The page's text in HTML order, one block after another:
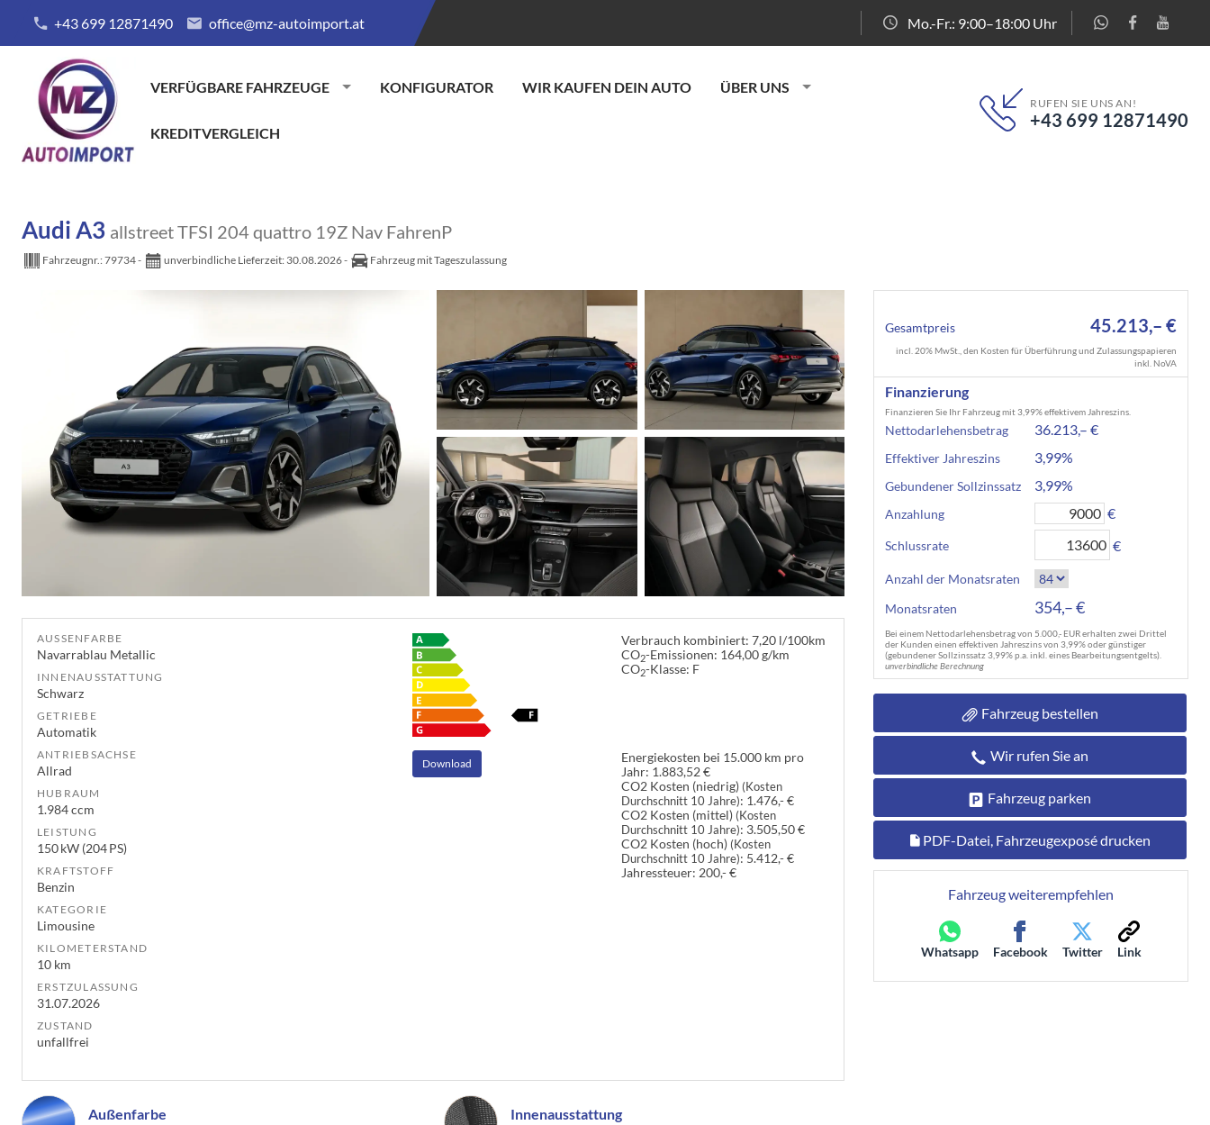
+43 699 12871490 office@mz-autoimport.at Mo.-Fr.: 9:00–18:00 Uhr
VERFÜGBARE FAHRZEUGE KONFIGURATOR WIR KAUFEN DEIN AUTO ÜBER UNS
KREDITVERGLEICH
RUFEN SIE UNS AN!
+43 699 12871490
Audi A3 allstreet TFSI 204 quattro 19Z Nav FahrenP
Fahrzeugnr.:79734 unverbindliche Lieferzeit: 30.08.2026 Fahrzeug mit Tageszulassung
Gesamtpreis 45.213,– €
incl. 20% MwSt., den Kosten für Überführung und Zulassungspapieren
inkl. NoVA
Finanzierung
Finanzieren Sie Ihr Fahrzeug mit 3,99% effektivem Jahreszins.
Nettodarlehensbetrag 36.213,– €
Effektiver Jahreszins 3,99%
Gebundener Sollzinssatz 3,99%
Anzahlung €
Schlussrate €
Anzahl der Monatsraten
Monatsraten
354,– €
Bei einem Nettodarlehensbetrag von 5.000,- EUR erhalten zwei Drittel
der Kunden einen effektiven Jahreszins von 3,99% oder günstiger
(gebundener Sollzinssatz 3,99% p.a. inkl. eines Bearbeitungsentgelts).
unverbindliche Berechnung
Fahrzeug bestellen
Wir rufen Sie an
Fahrzeug parken
PDF-Datei, Fahrzeugexposé drucken
Fahrzeug weiterempfehlen
Whatsapp Facebook Twitter Link
AUSSENFARBE
Navarrablau Metallic
INNENAUSSTATTUNG
Schwarz
GETRIEBE
Automatik
ANTRIEBSACHSE
Allrad
HUBRAUM
1.984 ccm
LEISTUNG
150 kW (204 PS)
KRAFTSTOFF
Benzin
KATEGORIE
Limousine
KILOMETERSTAND
10 km
ERSTZULASSUNG
31.07.2026
ZUSTAND
unfallfrei
Verbrauch kombiniert: 7,20 l/100km
CO2-Emissionen: 164,00 g/km
CO2-Klasse: F
Download
Energiekosten bei 15.000 km pro
Jahr: 1.883,52 €
CO2 Kosten (niedrig) (Kosten
Durchschnitt 10 Jahre): 1.476,- €
CO2 Kosten (mittel) (Kosten
Durchschnitt 10 Jahre): 3.505,50 €
CO2 Kosten (hoch) (Kosten
Durchschnitt 10 Jahre): 5.412,- €
Jahressteuer: 200,- €
Außenfarbe
InnenausstattungInnenausstattung